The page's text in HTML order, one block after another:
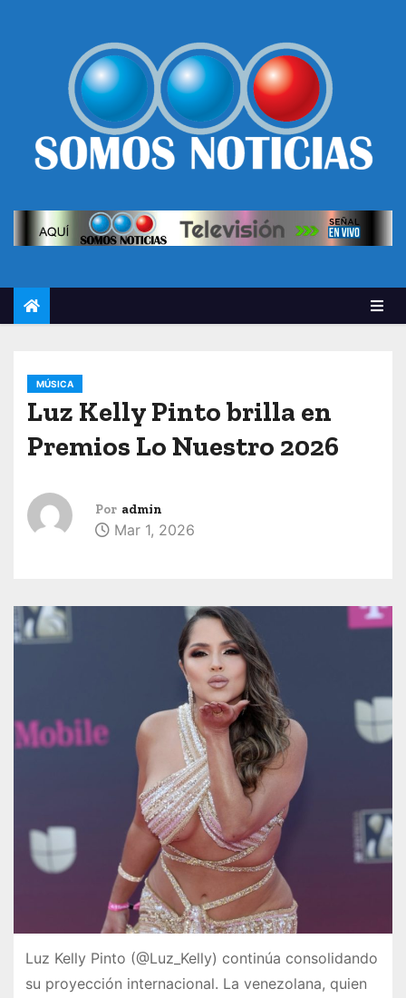
MÚSICA
Luz Kelly Pinto brilla en
Premios Lo Nuestro 2026
Por admin
Mar 1, 2026
Luz Kelly Pinto (@Luz_Kelly) continúa consolidando
su proyección internacional. La venezolana, quien